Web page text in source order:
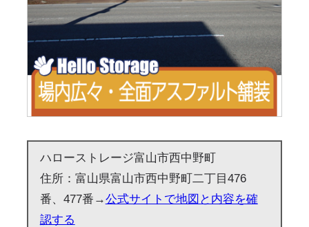
ハローストレージ富山市西中野町
住所：富山県富山市西中野町二丁目476
番、477番→公式サイトで地図と内容を確
認する